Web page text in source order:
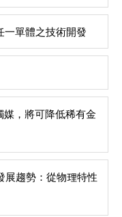
一單體之技術開發
，將可降低稀有金
展趨勢：從物理特性